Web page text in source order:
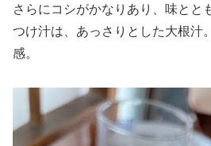
さらにコシがかなりあり、味とと
つけ汁は、あっさりとした大根汁
感。